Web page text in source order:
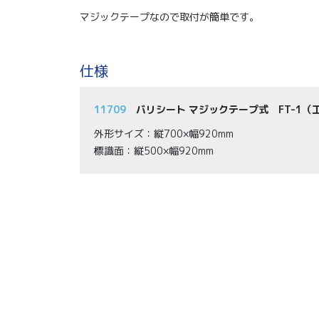
マジックテープなので取付が簡単です。
仕様
11709
バリシート マジックテープ式 FT-1（
外形サイズ：縦700×幅920mm
標識面：縦500×幅920mm